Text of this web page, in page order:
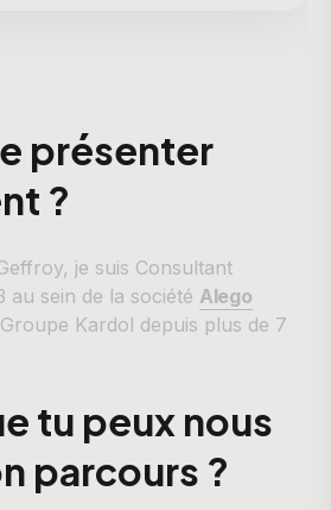
présenter
?
je suis Consultant
au sein de la société Alego
Kardol depuis plus de 7
tu peux nous
parcours ?